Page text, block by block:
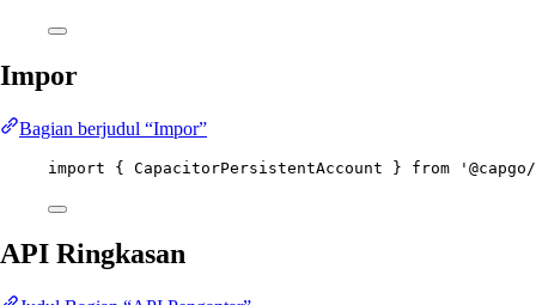
Impor
Bagian berjudul “Impor”
import { CapacitorPersistentAccount } from
API Ringkasan